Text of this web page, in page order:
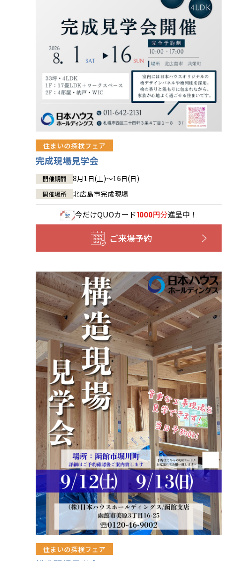
住まいの探検フェア
完成現場見学会
開催期間 8月1日(土)～16日(日)
開催場所 北広島市完成現場
今だけQUOカード1000円分進呈中！
ご来場予約
住まいの探検フェア